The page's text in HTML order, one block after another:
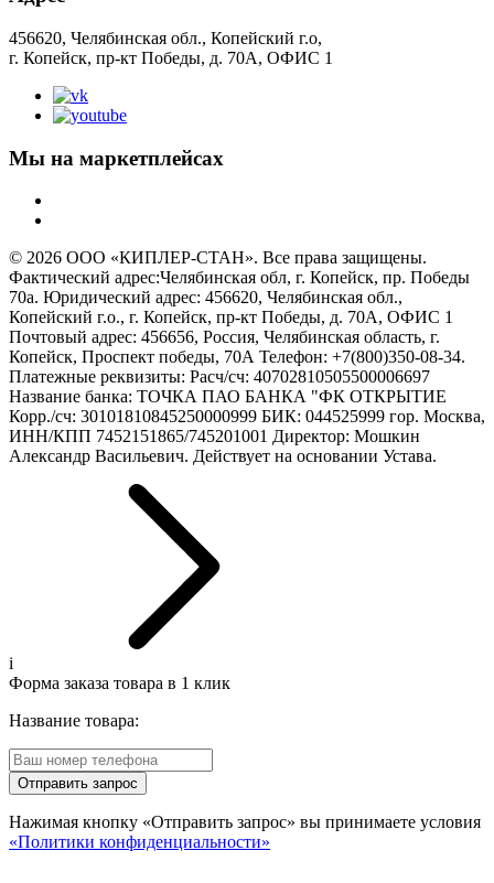
456620, Челябинская обл., Копейский г.о,
г. Копейск, пр-кт Победы, д. 70А, ОФИС 1
Мы на маркетплейсах
© 2026 ООО «КИПЛЕР-СТАН». Все права защищены.
Фактический адрес:Челябинская обл, г. Копейск, пр. Победы
70а. Юридический адрес: 456620, Челябинская обл.,
Копейский г.о., г. Копейск, пр-кт Победы, д. 70А, ОФИС 1
Почтовый адрес: 456656, Россия, Челябинская область, г.
Копейск, Проспект победы, 70А Телефон: +7(800)350-08-34.
Платежные реквизиты: Расч/сч: 40702810505500006697
Название банка: ТОЧКА ПАО БАНКА "ФК ОТКРЫТИЕ
Корр./сч: 30101810845250000999 БИК: 044525999 гор. Москва,
ИНН/КПП 7452151865/745201001 Директор: Мошкин
Александр Васильевич. Действует на основании Устава.
i
Форма заказа товара в 1 клик
Название товара:
Отправить запрос
Нажимая кнопку «Отправить запрос» вы принимаете условия
«Политики конфиденциальности»